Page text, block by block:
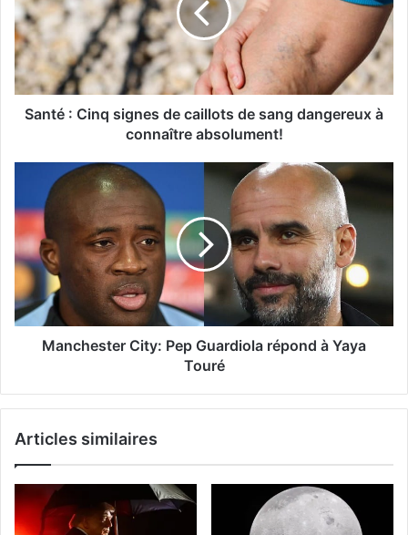
Santé : Cinq signes de caillots de sang dangereux à
connaître absolument!
Manchester City: Pep Guardiola répond à Yaya
Touré
Articles similaires